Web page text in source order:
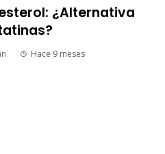
¿Alternativa
Hace 9 meses